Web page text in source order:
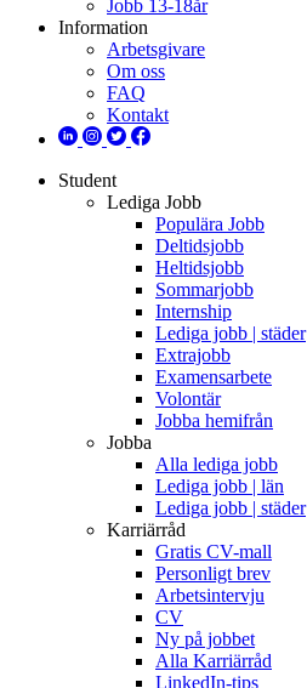
Jobb 13-18år
Information
Arbetsgivare
Om oss
FAQ
Kontakt
Student
Lediga Jobb
Populära Jobb
Deltidsjobb
Heltidsjobb
Sommarjobb
Internship
Lediga jobb | städer
Extrajobb
Examensarbete
Volontär
Jobba hemifrån
Jobba
Alla lediga jobb
Lediga jobb | län
Lediga jobb | städer
Karriärråd
Gratis CV-mall
Personligt brev
Arbetsintervju
CV
Ny på jobbet
Alla Karriärråd
LinkedIn-tips